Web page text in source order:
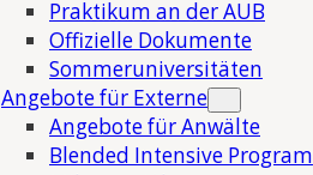
Praktikum an der AUB
Offizielle Dokumente
Sommeruniversitäten
Angebote für Externe
Angebote für Anwälte
Blended Intensive Program